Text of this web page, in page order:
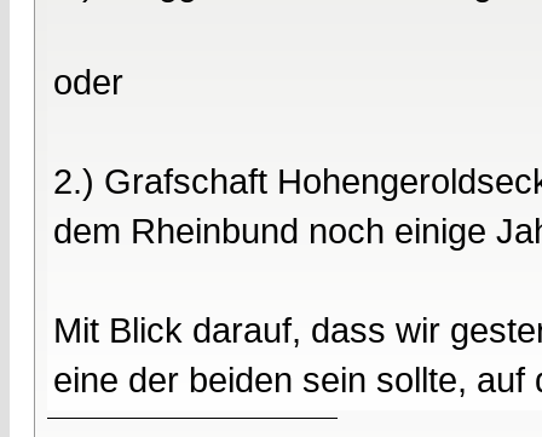
oder
2.) Grafschaft
dem Rheinbund noch einige
Mit Blick darauf, dass wir
eine der beiden sein sollte, auf